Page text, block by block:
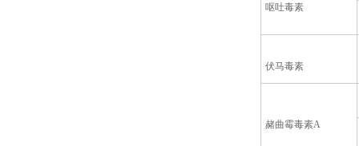
呕吐毒素
伏马毒素
赭曲霉毒素A